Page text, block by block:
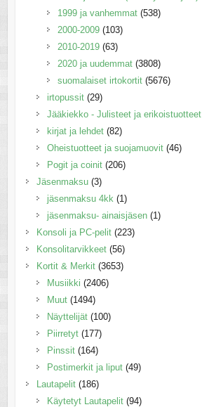
1999 ja vanhemmat (538)
2000-2009 (103)
2010-2019 (63)
2020 ja uudemmat (3808)
suomalaiset irtokortit (5676)
irtopussit (29)
Jääkiekko - Julisteet ja erikoistuotteet
kirjat ja lehdet (82)
Oheistuotteet ja suojamuovit (46)
Pogit ja coinit (206)
Jäsenmaksu (3)
jäsenmaksu 4kk (1)
jäsenmaksu- ainaisjäsen (1)
Konsoli ja PC-pelit (223)
Konsolitarvikkeet (56)
Kortit & Merkit (3653)
Musiikki (2406)
Muut (1494)
Näyttelijät (100)
Piirretyt (177)
Pinssit (164)
Postimerkit ja liput (49)
Lautapelit (186)
Käytetyt Lautapelit (94)